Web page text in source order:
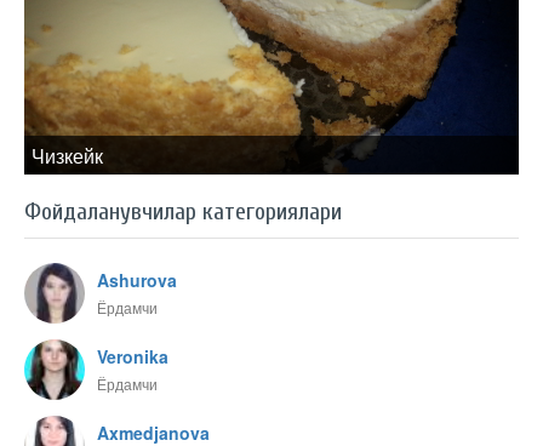
Чизкейк
Фойдаланувчилар категориялари
Ashurova
Ёрдамчи
Veronika
Ёрдамчи
Axmedjanova